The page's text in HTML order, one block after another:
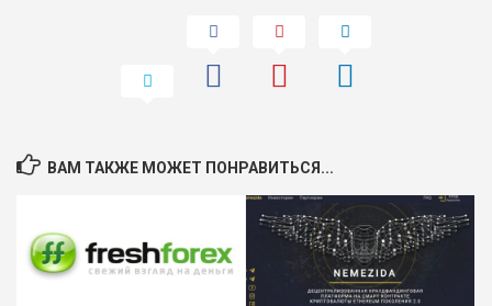
ВАМ ТАКЖЕ МОЖЕТ ПОНРАВИТЬСЯ...